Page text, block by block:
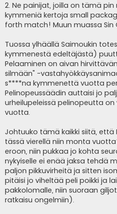
2. Ne painijat, joilla on tämä
kymmeniä kertoja small
forth match! Muun muassa Sin
Tuossa ylhäällä Saimoukin
kymmenestä edeltäjästä)
Pelaaminen on aivan
silmään" -
s****na kymmenettä vuotta
Pelinopeussäädin auttaisi jo
urheilupeleissä pelinopeutta
vuotta.
Johtuuko tämä kaikki siitä, että
tässä vierellä niin monta
eroon, niin pukkaa jo kohta
nykyiselle ei enää jaksa tehdä
paljon pikkuvirheitä ja sitten
pitäisi jo viheltää peli poikki ja
pakkolomalle, niin suoraan
ratkaisu ongelmiin).